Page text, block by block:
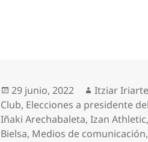
Publicado
el
29 junio, 2022 Autor
Itziar Iriarte
Club, Elecciones a presidente
Iñaki Arechabaleta,Izan Athletic,
Bielsa, Medios de comunicación,